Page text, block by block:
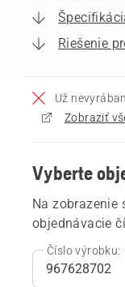
Riešenie
Už
Vyberte
Na zobrazenie
objednávacie
Číslo výrobku: